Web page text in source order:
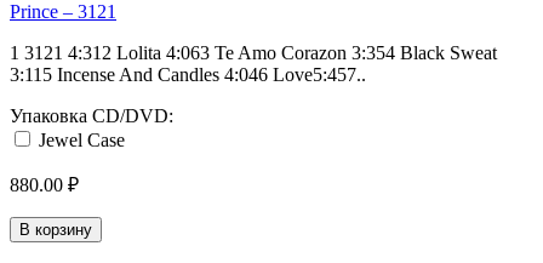
Prince ‎– 3121
1 3121 4:312 Lolita 4:063 Te Amo Corazon 3:354 Black Sweat
3:115 Incense And Candles 4:046 Love5:457..
Упаковка CD/DVD:
Jewel Case
880.00 ₽
В корзину